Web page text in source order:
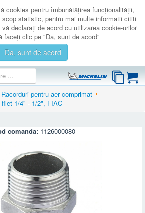
cookies pentru îmbunătăţirea funcţionalităţii,
statistic, pentru mai multe informatii cititi
declaraţi de acord cu utilizarea cookie-urilor
faceţi clic pe "Da, sunt de acord"
Da, sunt de acord
Racorduri pentru aer comprimat
filet 1/4" - 1/2", FIAC
comanda: 1126000080